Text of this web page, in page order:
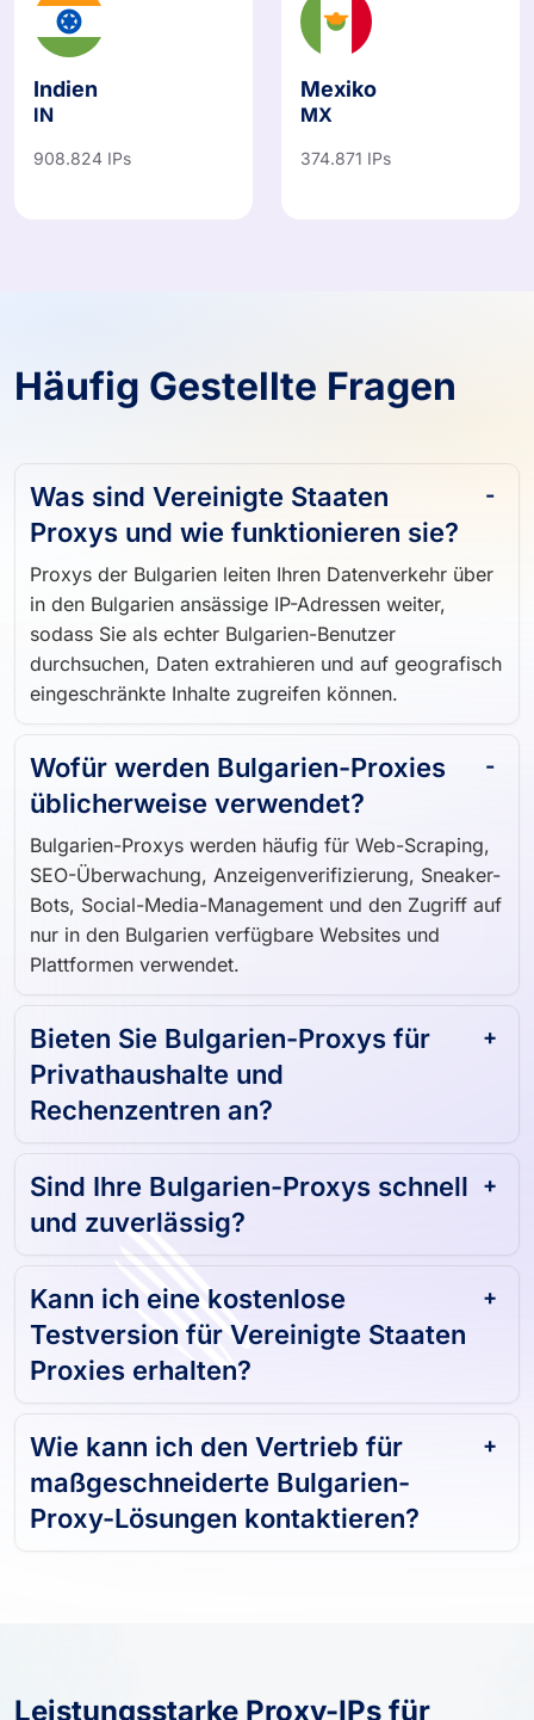
Indien
IN
908.824 IPs
Mexiko
MX
374.871 IPs
Häufig Gestellte Fragen
Was sind Vereinigte Staaten
Proxys und wie funktionieren sie?
Proxys der Bulgarien leiten Ihren Datenverkehr über
in den Bulgarien ansässige IP-Adressen weiter,
sodass Sie als echter Bulgarien-Benutzer
durchsuchen, Daten extrahieren und auf geografisch
eingeschränkte Inhalte zugreifen können.
Wofür werden Bulgarien-Proxies
üblicherweise verwendet?
Bulgarien-Proxys werden häufig für Web-Scraping,
SEO-Überwachung, Anzeigenverifizierung, Sneaker-
Bots, Social-Media-Management und den Zugriff auf
nur in den Bulgarien verfügbare Websites und
Plattformen verwendet.
Bieten Sie Bulgarien-Proxys für
Privathaushalte und
Rechenzentren an?
Sind Ihre Bulgarien-Proxys schnell
und zuverlässig?
Kann ich eine kostenlose
Testversion für Vereinigte Staaten
Proxies erhalten?
Wie kann ich den Vertrieb für
maßgeschneiderte Bulgarien-
Proxy-Lösungen kontaktieren?